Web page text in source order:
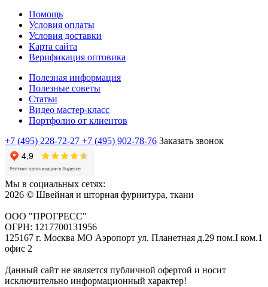
Помощь
Условия оплаты
Условия доставки
Карта сайта
Верификация оптовика
Полезная информация
Полезные советы
Статьи
Видео мастер-класс
Портфолио от клиентов
+7 (495) 228-72-27 +7 (495) 902-78-76 Заказать звонок
Мы в социальных сетях:
2026 © Швейная и шторная фурнитура, ткани
ООО "ПРОГРЕСС"
ОГРН: 1217700131956
125167 г. Москва МО Аэропорт ул. Планетная д.29 пом.I ком.1
офис 2
Данный сайт не является публичной офертой и носит
исключительно информационный характер!